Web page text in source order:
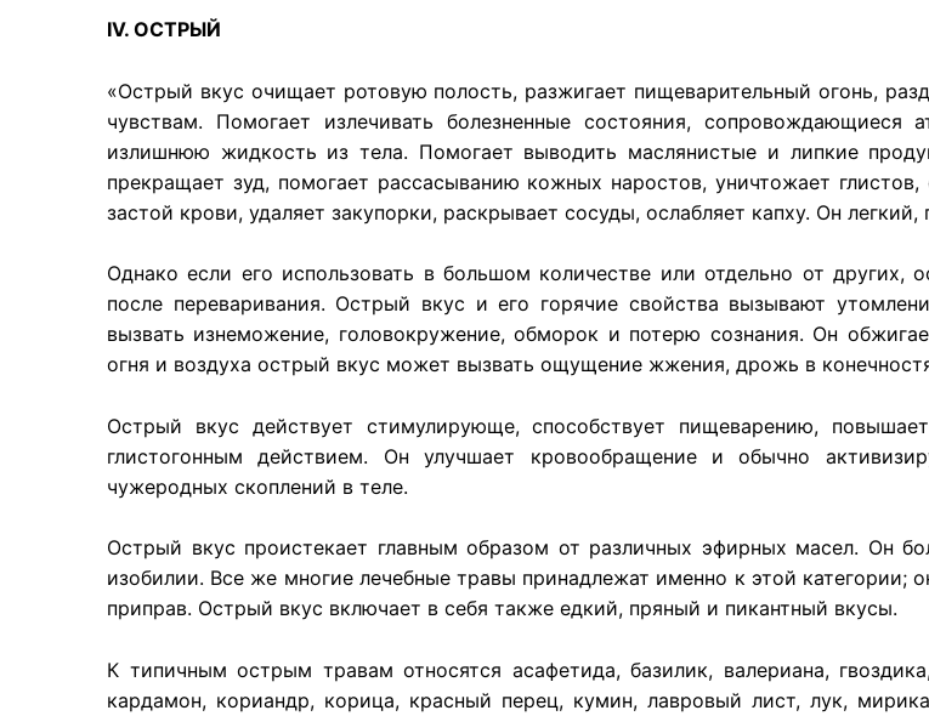
IV. ОСТРЫЙ
«Острый вкус очищает ротовую полость, разжигает пищеварительный огонь,
чувствам. Помогает излечивать болезненные состояния,
излишнюю жидкость из тела. Помогает выводить маслянистые и липкие
прекращает зуд, помогает рассасыванию кожных наростов, уничтожает
застой крови, удаляет закупорки, раскрывает сосуды, ослабляет капху. Он легкий,
Однако если его использовать в большом количестве или отдельно от
после переваривания. Острый вкус и его горячие свойства вызывают
вызвать изнеможение, головокружение, обморок и потерю сознания. Он
огня и воздуха острый вкус может вызвать ощущение жжения, дрожь в
Острый вкус действует стимулирующе, способствует пищеварению,
глистогонным действием. Он улучшает кровообращение и обычно
чужеродных скоплений в теле.
Острый вкус проистекает главным образом от различных эфирных масел. Он
изобилии. Все же многие лечебные травы принадлежат именно к этой категории;
приправ. Острый вкус включает в себя также едкий, пряный и пикантный вкусы.
К типичным острым травам относятся асафетида, базилик, валериана,
кардамон, кориандр, корица, красный перец, кумин, лавровый лист, лук,